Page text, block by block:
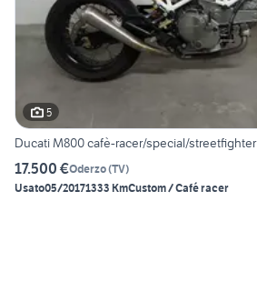
5
Ducati M800 cafè-racer/special/streetfighter
17.500 €Oderzo(TV)
Usato05/20171333 KmCustom / Café racer